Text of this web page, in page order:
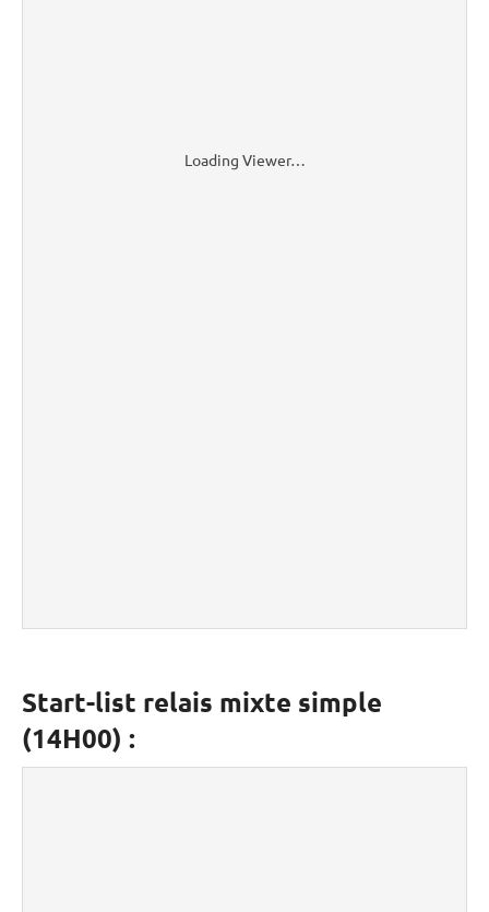
Loading Viewer…
Start-list relais mixte simple
(14H00) :